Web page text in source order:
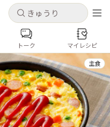
キャンセル
を保存できます
新規登録
キャンセル
コンテンツ
ト
とうもろこし
トーク マイレシピ
主食